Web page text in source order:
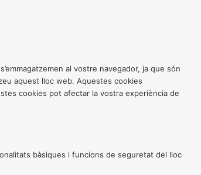
al vostre navegador, ja que són
aquest lloc web. Aquestes cookies
cookies pot afectar la vostra experiència de
bàsiques i funcions de seguretat del lloc